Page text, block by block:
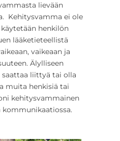
lievään
Kehitysvamma ei ole
käytetään henkilön
lääketieteellistä
vaikeaan ja
Älylliseen
liittyä tai olla
muita henkisiä tai
kehitysvammainen